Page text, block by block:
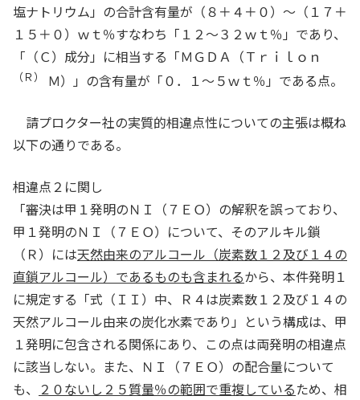
塩ナトリウム」の合計含有量が（８＋４＋０）～（１７＋
１５＋０）ｗｔ％すなわち「１２～３２ｗｔ％」であり、
「（Ｃ）成分」に相当する「ＭＧＤＡ（Ｔｒｉｌｏｎ
（Ｒ） Ｍ）」の含有量が「０．１～５ｗｔ％」である点。
請プロクター社の実質的相違点性についての主張は概ね
以下の通りである。
相違点２に関し
「審決は甲１発明のＮＩ（７ＥＯ）の解釈を誤っており、
甲１発明のＮＩ（７ＥＯ）について、そのアルキル鎖
（Ｒ）には天然由来のアルコール（炭素数１２及び１４の
直鎖アルコール）であるものも含まれるから、本件発明１
に規定する「式（ＩＩ）中、Ｒ４は炭素数１２及び１４の
天然アルコール由来の炭化水素であり」という構成は、甲
１発明に包含される関係にあり、この点は両発明の相違点
に該当しない。また、ＮＩ（７ＥＯ）の配合量について
も、 ２０ないし２５質量％の範囲で重複しているため、相